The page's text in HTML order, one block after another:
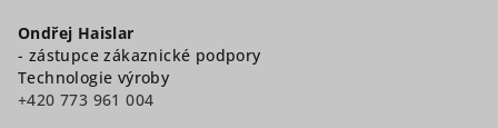
Ondřej Haislar
- zástupce zákaznické podpory
Technologie výroby
+420 773 961 004